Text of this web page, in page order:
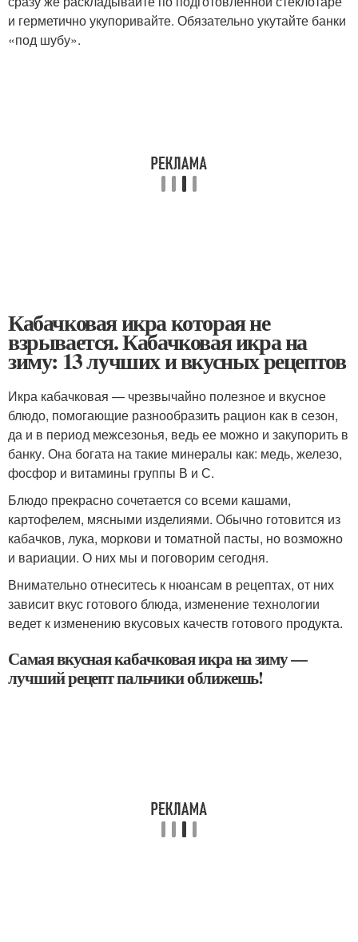
и герметично укупоривайте. Обязательно укутайте банки
«под шубу».
Кабачковая икра которая не
взрывается. Кабачковая икра на
зиму: 13 лучших и вкусных рецептов
Икра кабачковая — чрезвычайно полезное и вкусное
блюдо, помогающие разнообразить рацион как в сезон,
да и в период межсезонья, ведь ее можно и закупорить в
банку. Она богата на такие минералы как: медь, железо,
фосфор и витамины группы В и С.
Блюдо прекрасно сочетается со всеми кашами,
картофелем, мясными изделиями. Обычно готовится из
кабачков, лука, моркови и томатной пасты, но возможно
и вариации. О них мы и поговорим сегодня.
Внимательно отнеситесь к нюансам в рецептах, от них
зависит вкус готового блюда, изменение технологии
ведет к изменению вкусовых качеств готового продукта.
Самая вкусная кабачковая икра на зиму —
лучший рецепт пальчики оближешь!